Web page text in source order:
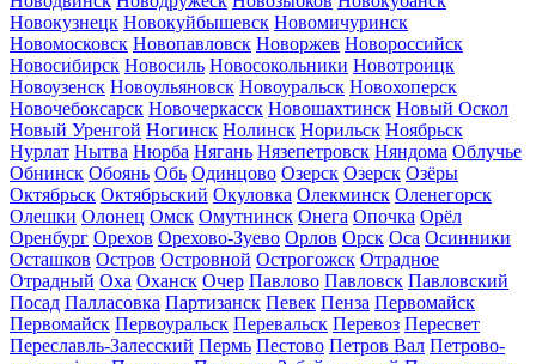
Новокузнецк Новокуйбышевск Новомичуринск
Новомосковск Новопавловск Новоржев Новороссийск
Новосибирск Новосиль Новосокольники Новотроицк
Новоузенск Новоульяновск Новоуральск Новохоперск
Новочебоксарск Новочеркасск Новошахтинск Новый Оскол
Новый Уренгой Ногинск Нолинск Норильск Ноябрьск
Нурлат Нытва Нюрба Нягань Нязепетровск Няндома Облучье
Обнинск Обоянь Обь Одинцово Озерск Озерск Озёры
Октябрьск Октябрьский Окуловка Олекминск Оленегорск
Олешки Олонец Омск Омутнинск Онега Опочка Орёл
Оренбург Орехов Орехово-Зуево Орлов Орск Оса Осинники
Осташков Остров Островной Острогожск Отрадное
Отрадный Оха Оханск Очер Павлово Павловск Павловский
Посад Палласовка Партизанск Певек Пенза Первомайск
Первомайск Первоуральск Перевальск Перевоз Пересвет
Переславль-Залесский Пермь Пестово Петров Вал Петрово-